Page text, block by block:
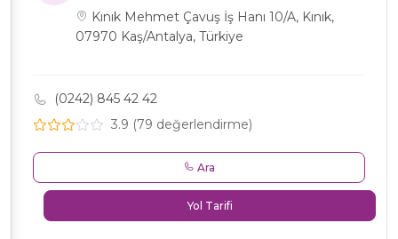
Kınık Mehmet Çavuş İş Hanı 10/A, Kınık,
07970 Kaş/Antalya, Türkiye
(0242) 845 42 42
3.9 (79 değerlendirme)
Ara
Yol Tarifi